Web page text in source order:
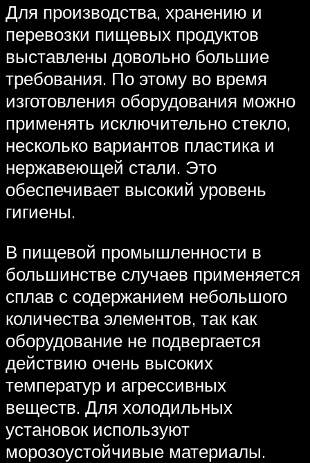
Для производства, хранению и
перевозки пищевых продуктов
выставлены довольно большие
требования. По этому во время
изготовления оборудования можно
применять исключительно стекло,
несколько вариантов пластика и
нержавеющей стали. Это
обеспечивает высокий уровень
гигиены.
В пищевой промышленности в
большинстве случаев применяется
сплав с содержанием небольшого
количества элементов, так как
оборудование не подвергается
действию очень высоких
температур и агрессивных
веществ. Для холодильных
установок используют
морозоустойчивые материалы.